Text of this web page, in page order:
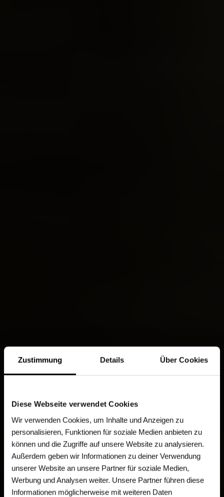
Zustimmung Details Über Cookies
Diese Webseite verwendet Cookies
Wir verwenden Cookies, um Inhalte und Anzeigen zu
personalisieren, Funktionen für soziale Medien anbieten zu
können und die Zugriffe auf unsere Website zu analysieren.
Außerdem geben wir Informationen zu deiner Verwendung
unserer Website an unsere Partner für soziale Medien,
Werbung und Analysen weiter. Unsere Partner führen diese
Informationen möglicherweise mit weiteren Daten